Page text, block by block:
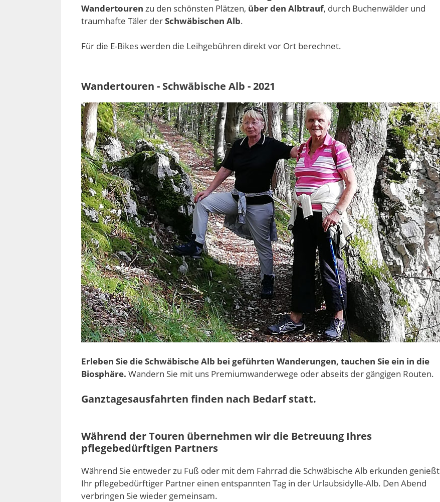
Wandertouren zu den schönsten Plätzen, über den Albtrauf, durch Buchenwälder und
traumhafte Täler derSchwäbischen Alb.
Für die E-Bikes werden die Leihgebühren direkt vor Ort berechnet.
Wandertouren - Schwäbische Alb - 2021
Erleben Sie die Schwäbische Alb bei geführten Wanderungen, tauchen Sie ein in die
Biosphäre. Wandern Sie mit uns Premiumwanderwege oder abseits der gängigen Routen.
Ganztagesausfahrten finden nach Bedarf statt.
Während der Touren übernehmen wir die Betreuung Ihres
pflegebedürftigen Partners
Während Sie entweder zu Fuß oder mit dem Fahrrad die Schwäbische Alb erkunden genießt
Ihr pflegebedürftiger Partner einen entspannten Tag in der Urlaubsidylle-Alb. Den Abend
verbringen Sie wieder gemeinsam.